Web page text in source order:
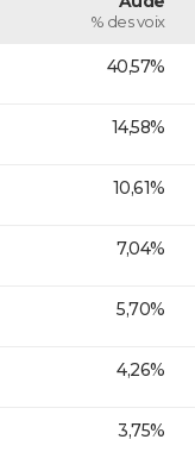
% des voix
40,57%
14,58%
10,61%
7,04%
5,70%
4,26%
3,75%